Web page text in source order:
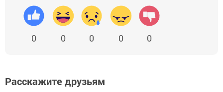
0 0 0 0 0
Расскажите друзьям